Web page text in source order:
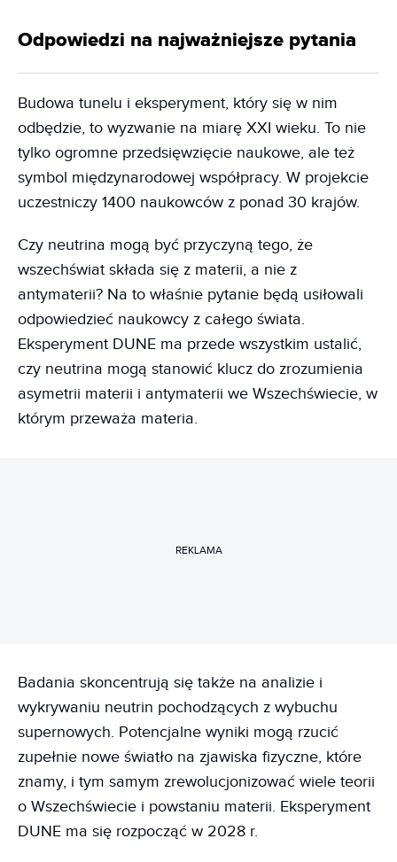
Odpowiedzi na najważniejsze pytania
Budowa tunelu i eksperyment, który się w nim
odbędzie, to wyzwanie na miarę XXI wieku. To nie
tylko ogromne przedsięwzięcie naukowe, ale też
symbol międzynarodowej współpracy. W projekcie
uczestniczy 1400 naukowców z ponad 30 krajów.
Czy neutrina mogą być przyczyną tego, że
wszechświat składa się z materii, a nie z
antymaterii? Na to właśnie pytanie będą usiłowali
odpowiedzieć naukowcy z całego świata.
Eksperyment DUNE ma przede wszystkim ustalić,
czy neutrina mogą stanowić klucz do zrozumienia
asymetrii materii i antymaterii we Wszechświecie, w
którym przeważa materia.
REKLAMA
Badania skoncentrują się także na analizie i
wykrywaniu neutrin pochodzących z wybuchu
supernowych. Potencjalne wyniki mogą rzucić
zupełnie nowe światło na zjawiska fizyczne, które
znamy, i tym samym zrewolucjonizować wiele teorii
o Wszechświecie i powstaniu materii. Eksperyment
DUNE ma się rozpocząć w 2028 r.